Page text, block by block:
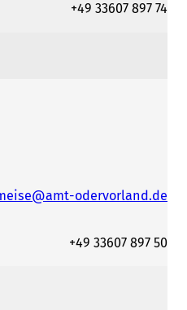
+49 33607 897 74
odervorland.de
+49 33607 897 50